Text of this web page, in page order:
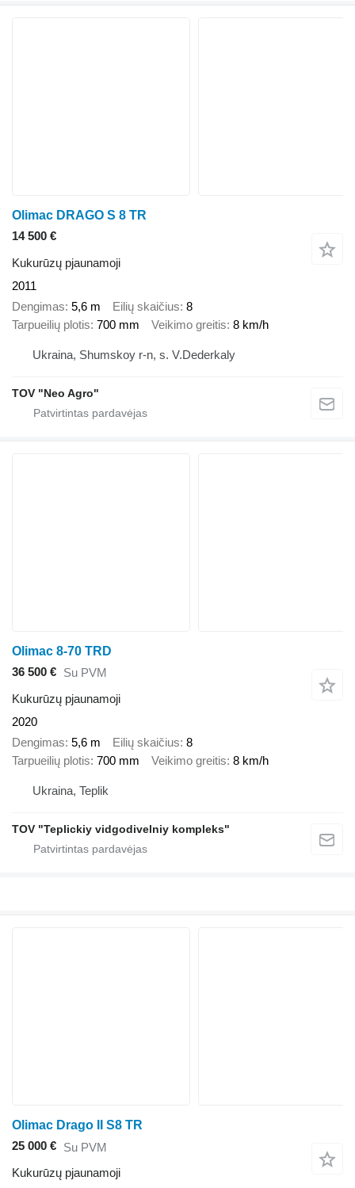
Olimac DRAGO S 8 TR
14 500 €
Kukurūzų pjaunamoji
2011
Dengimas 5,6 m Eilių skaičius 8
Tarpueilių plotis 700 mm Veikimo greitis 8 km/h
Ukraina, Shumskoy r-n, s. V.Dederkaly
TOV "Neo Agro"
Olimac 8-70 TRD
36 500 € Su PVM
Kukurūzų pjaunamoji
2020
Dengimas 5,6 m Eilių skaičius 8
Tarpueilių plotis 700 mm Veikimo greitis 8 km/h
Ukraina, Teplik
TOV "Teplickiy vidgodivelniy kompleks"
Olimac Drago II S8 TR
25 000 € Su PVM
Kukurūzų pjaunamoji